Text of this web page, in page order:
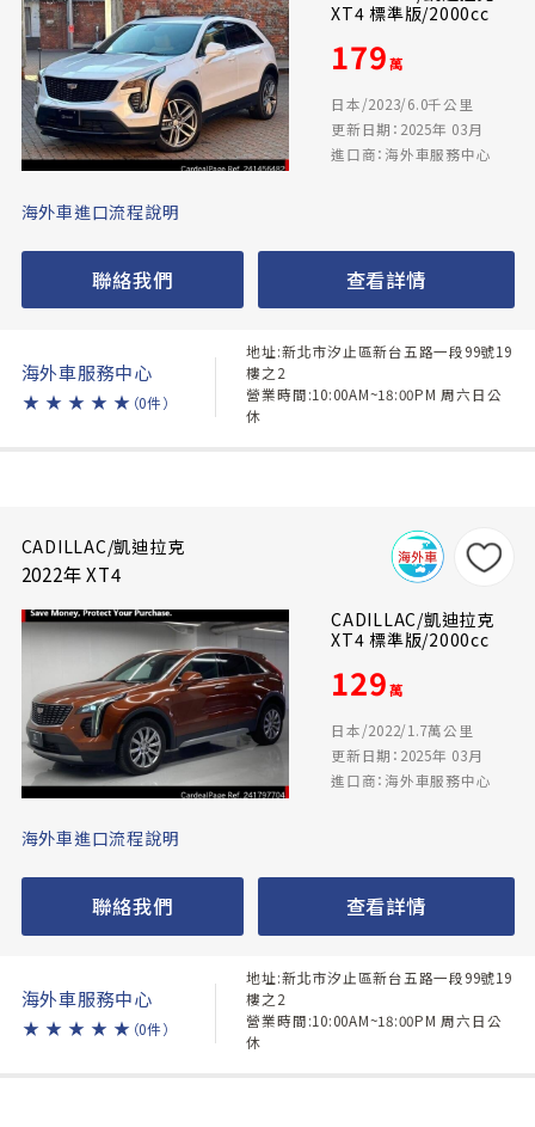
XT4 標準版/2000cc
179萬
日本/2023/6.0千公里
更新日期：2025年 03月
進口商：海外車服務中心
海外車進口流程說明
聯絡我們 查看詳情
海外車服務中心
★ ★ ★ ★ ★ （0件）
地址:新北市汐止區新台五路一段99號19
樓之2
營業時間:10:00AM~18:00PM 周六日公
休
CADILLAC/凱迪拉克
2022年 XT4
CADILLAC/凱迪拉克
XT4 標準版/2000cc
129萬
日本/2022/1.7萬公里
更新日期：2025年 03月
進口商：海外車服務中心
海外車進口流程說明
聯絡我們 查看詳情
海外車服務中心
★ ★ ★ ★ ★ （0件）
地址:新北市汐止區新台五路一段99號19
樓之2
營業時間:10:00AM~18:00PM 周六日公
休